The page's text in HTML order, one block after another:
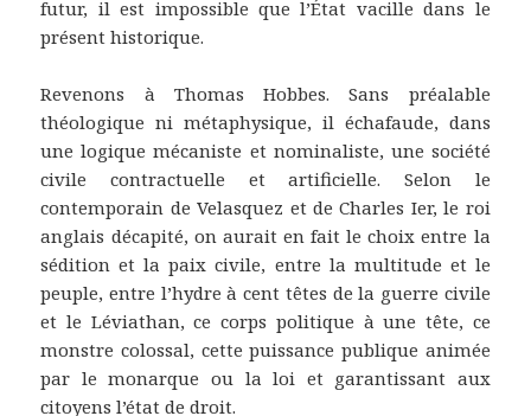
futur, il est impossible que l’État vacille dans le
présent historique.
Revenons à Thomas Hobbes. Sans préalable
théologique ni métaphysique, il échafaude, dans
une logique mécaniste et nominaliste, une société
civile contractuelle et artificielle. Selon le
contemporain de Velasquez et de Charles Ier, le roi
anglais décapité, on aurait en fait le choix entre la
sédition et la paix civile, entre la multitude et le
peuple, entre l’hydre à cent têtes de la guerre civile
et le Léviathan, ce corps politique à une tête, ce
monstre colossal, cette puissance publique animée
par le monarque ou la loi et garantissant aux
citoyens l’état de droit.